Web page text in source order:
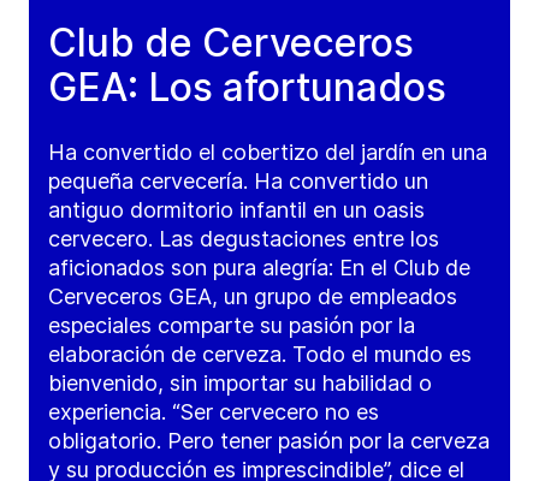
Club de Cerveceros
GEA: Los afortunados
Ha convertido el cobertizo del jardín en una
pequeña cervecería. Ha convertido un
antiguo dormitorio infantil en un oasis
cervecero. Las degustaciones entre los
aficionados son pura alegría: En el Club de
Cerveceros GEA, un grupo de empleados
especiales comparte su pasión por la
elaboración de cerveza. Todo el mundo es
bienvenido, sin importar su habilidad o
experiencia. “Ser cervecero no es
obligatorio. Pero tener pasión por la cerveza
y su producción es imprescindible”, dice el